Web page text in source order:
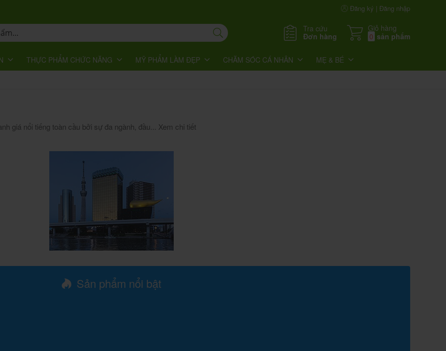
Đăng ký | Đăng nhập
Tra cứu
Đơn hàng
Giỏ hàng
0 sản phẩm
THỰC PHẨM CHỨC NĂNG MỸ PHẨM LÀM ĐẸP CHĂM SÓC CÁ NHÂN
MẸ & BÉ
giá nổi tiếng toàn cầu bởi sự đa ngành, đầu... Xem chi tiết
Sản phẩm nổi bật